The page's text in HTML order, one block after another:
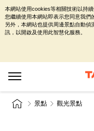
景點 觀光景點
本網站使用cookies等相關技術以持
您繼續使用本網站即表示您同意我們
另外，本網站也提供周邊景點自動
訊，以開啟及使用此智慧化服務。